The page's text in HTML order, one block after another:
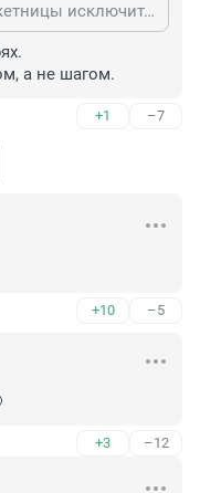
В закрывающийся вагон с ракетницы исключительно "в целях самозащиты"? Полиция на видео как раз таки максимально быстро и аккуратно "нейтрализовали" стрелка.
а не шагом.
+1 –7
+10 –5
+3 –12